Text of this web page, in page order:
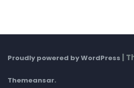
Proudly powered by WordPress
Themeansar.